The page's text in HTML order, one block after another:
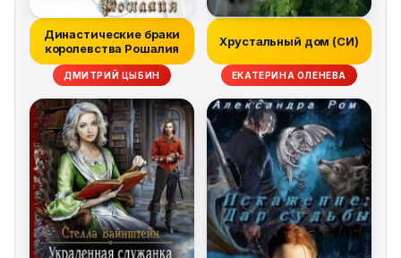
Династические браки
королевства Рошалия
ДМИТРИЙ ЦЫБИН
Хрустальный дом (СИ)
ЕКАТЕРИНА ОЛЕНЕВА